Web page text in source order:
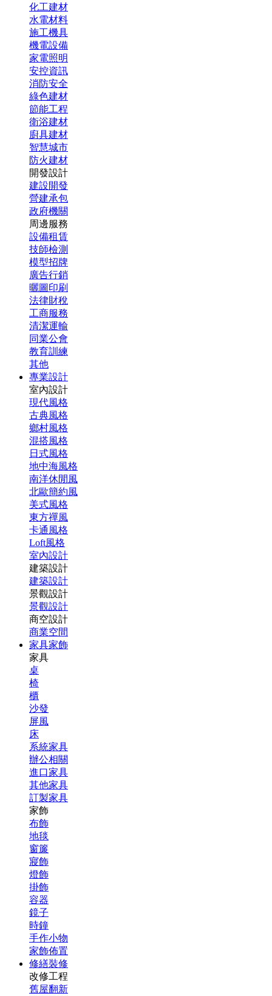
化工建材
水電材料
施工機具
機電設備
家電照明
安控資訊
消防安全
綠色建材
節能工程
衛浴建材
廚具建材
智慧城市
防火建材
開發設計
建設開發
營建承包
政府機關
周邊服務
設備租賃
技師檢測
模型招牌
廣告行銷
曬圖印刷
法律財稅
工商服務
清潔運輸
同業公會
教育訓練
其他
專業設計
室內設計
現代風格
古典風格
鄉村風格
混搭風格
日式風格
地中海風格
南洋休閒風
北歐簡約風
美式風格
東方禪風
卡通風格
Loft風格
室內設計
建築設計
建築設計
景觀設計
景觀設計
商空設計
商業空間
家具家飾
家具
桌
椅
櫃
沙發
屏風
床
系統家具
辦公相關
進口家具
其他家具
訂製家具
家飾
布飾
地毯
窗簾
寢飾
燈飾
掛飾
容器
鏡子
時鐘
手作小物
家飾佈置
修繕裝修
改修工程
舊屋翻新